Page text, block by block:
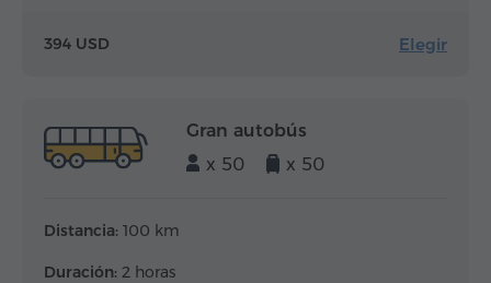
394 USD Elegir
Gran autobús
x 50
x 50
Distancia: 100 km
Duración: 2 horas